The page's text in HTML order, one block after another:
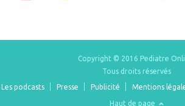
Copyright © 2016 Pediatre
Tous droits réservés
Les podcasts
Presse Publicité Mentions
Haut de page